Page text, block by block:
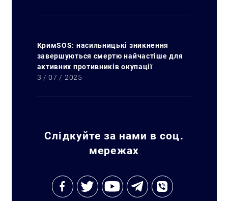
КримSOS: насильницькі зникнення
завершуються смертю найчастіше для
активних противників окупації
3 / 07 / 2025
Слідкуйте за нами в соц.
мережах